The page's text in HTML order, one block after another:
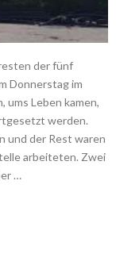
der fünf
Donnerstag im
ums Leben kamen,
werden.
und der Rest waren
arbeiteten. Zwei
…